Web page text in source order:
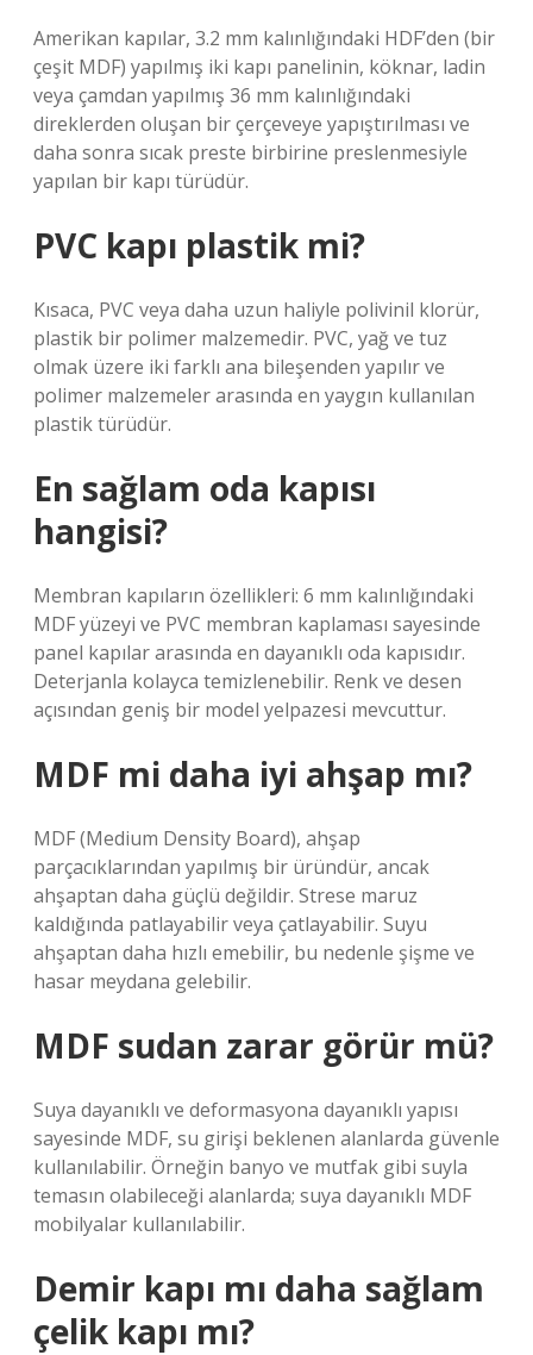
Amerikan kapılar, 3.2 mm kalınlığındaki HDF’den (bir
çeşit MDF) yapılmış iki kapı panelinin, köknar, ladin
veya çamdan yapılmış 36 mm kalınlığındaki
direklerden oluşan bir çerçeveye yapıştırılması ve
daha sonra sıcak preste birbirine preslenmesiyle
yapılan bir kapı türüdür.
PVC kapı plastik mi?
Kısaca, PVC veya daha uzun haliyle polivinil klorür,
plastik bir polimer malzemedir. PVC, yağ ve tuz
olmak üzere iki farklı ana bileşenden yapılır ve
polimer malzemeler arasında en yaygın kullanılan
plastik türüdür.
En sağlam oda kapısı
hangisi?
Membran kapıların özellikleri: 6 mm kalınlığındaki
MDF yüzeyi ve PVC membran kaplaması sayesinde
panel kapılar arasında en dayanıklı oda kapısıdır.
Deterjanla kolayca temizlenebilir. Renk ve desen
açısından geniş bir model yelpazesi mevcuttur.
MDF mi daha iyi ahşap mı?
MDF (Medium Density Board), ahşap
parçacıklarından yapılmış bir üründür, ancak
ahşaptan daha güçlü değildir. Strese maruz
kaldığında patlayabilir veya çatlayabilir. Suyu
ahşaptan daha hızlı emebilir, bu nedenle şişme ve
hasar meydana gelebilir.
MDF sudan zarar görür mü?
Suya dayanıklı ve deformasyona dayanıklı yapısı
sayesinde MDF, su girişi beklenen alanlarda güvenle
kullanılabilir. Örneğin banyo ve mutfak gibi suyla
temasın olabileceği alanlarda; suya dayanıklı MDF
mobilyalar kullanılabilir.
Demir kapı mı daha sağlam
çelik kapı mı?